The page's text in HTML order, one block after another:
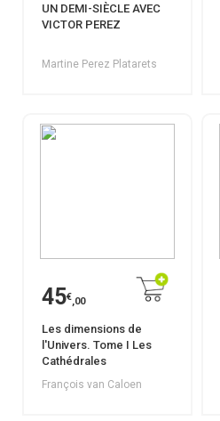
UN DEMI-SIÈCLE AVEC
VICTOR PEREZ
Martine Perez Platarets
45€,00
Les dimensions de
l'Univers. Tome I Les
Cathédrales
François van Caloen